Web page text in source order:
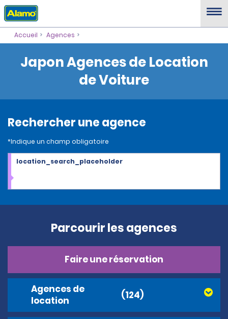
Accueil Agences
Japon Agences de Location
de Voiture
Rechercher une agence
*Indique un champ obligatoire
location_search_placeholder
Parcourir les agences
Faire une réservation
Agences de
location
(124)